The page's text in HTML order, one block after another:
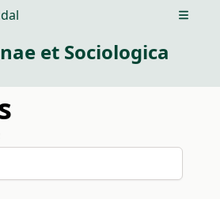
Open
et Sociologica